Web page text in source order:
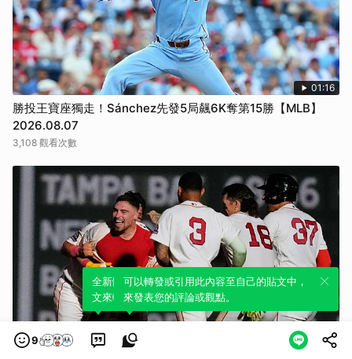
01:16
勝投王寶座獨走！Sánchez先發5局飆6K奪第15勝【MLB】
2026.08.07
3,108 觀看次數
00:29
9
全新體驗！一鍵引用此內容，透過發布貼
文來輕鬆表達個人立場。
可以轉發或引用此內容至自己的貼文中，
來發表您的評論或觀點。